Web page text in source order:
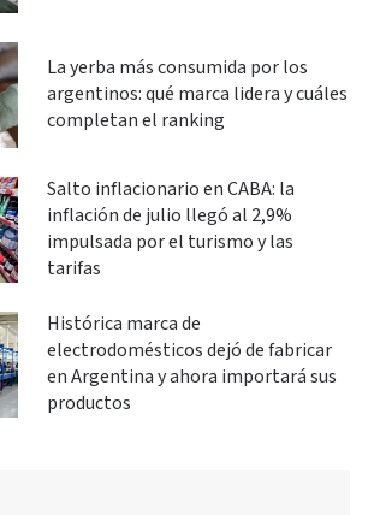
La yerba más consumida por los
argentinos: qué marca lidera y cuáles
completan el ranking
Salto inflacionario en CABA: la
inflación de julio llegó al 2,9%
impulsada por el turismo y las
tarifas
Histórica marca de
electrodomésticos dejó de fabricar
en Argentina y ahora importará sus
productos